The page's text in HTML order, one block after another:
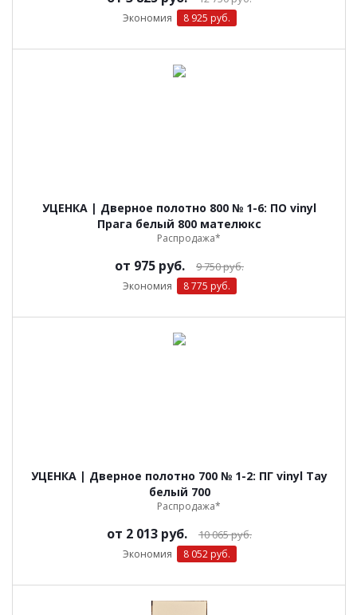
Экономия 8 925 руб.
УЦЕНКА | Дверное полотно 800 № 1-6: ПО vinyl
Прага белый 800 мателюкс
Распродажа*
от 975 руб. 9 750 руб.
Экономия 8 775 руб.
УЦЕНКА | Дверное полотно 700 № 1-2: ПГ vinyl Тау
белый 700
Распродажа*
от 2 013 руб. 10 065 руб.
Экономия 8 052 руб.